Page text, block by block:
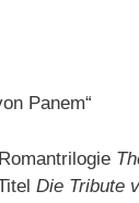
Die Tribute